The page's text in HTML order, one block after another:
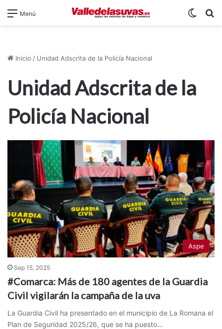
Menú
Inicio / Unidad Adscrita de la Policía Nacional
Unidad Adscrita de la
Policía Nacional
Aspe
Sep 15, 2025
#Comarca: Más de 180 agentes de la Guardia
Civil vigilarán la campaña de la uva
La Guardia Civil ha presentado en el municipio de La Romana el
Plan de Seguridad 2025/26, que se ha puesto…